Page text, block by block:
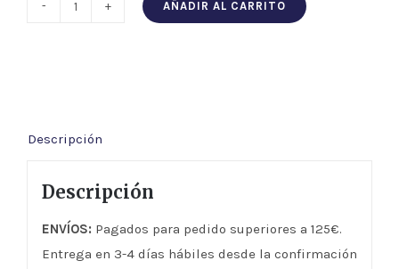
cantidad
AÑADIR AL CARRITO
Descripción
Descripción
ENVÍOS: Pagados para pedido superiores a 125€.
Entrega en 3-4 días hábiles desde la confirmación